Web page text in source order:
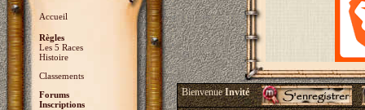
Accueil
Règles
Les 5 Races
Histoire
Classements
Forums
Inscriptions
BienvenueInvité